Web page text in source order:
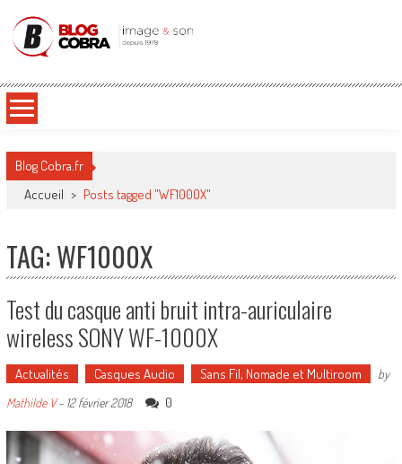
Blog Cobra
Blog Cobra.fr
Accueil > Posts tagged "WF1000X"
TAG: WF1000X
Test du casque anti bruit intra-auriculaire
wireless SONY WF-1000X
Actualités Casques Audio Sans Fil, Nomade et Multiroom
by
Mathilde V- 12 février 2018 0